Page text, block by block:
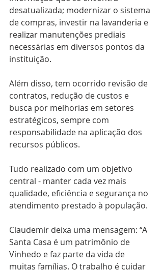
desatualizada; modernizar o sistema
de compras, investir na lavanderia e
realizar manutenções prediais
necessárias em diversos pontos da
instituição.
Além disso, tem ocorrido revisão de
contratos, redução de custos e
busca por melhorias em setores
estratégicos, sempre com
responsabilidade na aplicação dos
recursos públicos.
Tudo realizado com um objetivo
central - manter cada vez mais
qualidade, eficiência e segurança no
atendimento prestado à população.
Claudemir deixa uma mensagem: “A
Santa Casa é um patrimônio de
Vinhedo e faz parte da vida de
muitas famílias. O trabalho é cuidar